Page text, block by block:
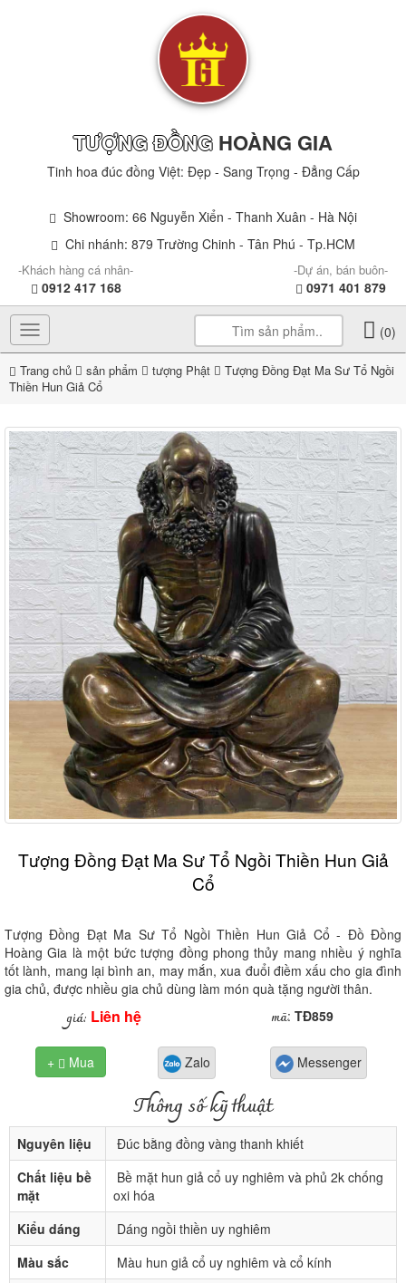
TƯỢNG ĐỒNG HOÀNG GIA
Tinh hoa đúc đồng Việt: Đẹp - Sang Trọng - Đẳng Cấp
Showroom: 66 Nguyễn Xiển - Thanh Xuân - Hà Nội
Chi nhánh: 879 Trường Chinh - Tân Phú - Tp.HCM
-Khách hàng cá nhân-
0912 417 168
-Dự án, bán buôn-
0971 401 879
Toggle
navigation
(0)
Trang chủ sản phẩm tượng Phật
Tượng Đồng Đạt Ma Sư Tổ Ngồi
Thiền Hun Giả Cổ
Tượng Đồng Đạt Ma Sư Tổ Ngồi Thiền Hun Giả
Cổ
Tượng Đồng Đạt Ma Sư Tổ Ngồi Thiền Hun Giả Cổ - Đồ Đồng
Hoàng Gia là một bức tượng đồng phong thủy mang nhiều ý nghĩa
tốt lành, mang lại bình an, may mắn, xua đuổi điềm xấu cho gia đình
gia chủ, được nhiều gia chủ dùng làm món quà tặng người thân.
giá: Liên hệ mã: TĐ859
+  Mua Zalo Messenger
Thông số kỹ thuật
Nguyên liệu
Đúc bằng đồng vàng thanh khiết
Chất liệu bề
mặt
Bề mặt hun giả cổ uy nghiêm và phủ 2k chống
oxi hóa
Kiểu dáng
Dáng ngồi thiền uy nghiêm
Màu sắc
Màu hun giả cổ uy nghiêm và cổ kính